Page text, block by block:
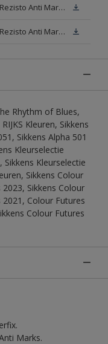
Veiligheidsinformatieblad Alpha Rezisto Anti Marks Mat White W05 (MSDS)
Veiligheidsinformatieblad Alpha Rezisto Anti Marks Mat N00 (MSDS)
Rhythm of Blues,
Kleuren, Sikkens
Sikkens Alpha 501
Kleurselectie
Sikkens Kleurselectie
Sikkens Colour
Sikkens Colour
Colour Futures
Colour Futures
Marks.